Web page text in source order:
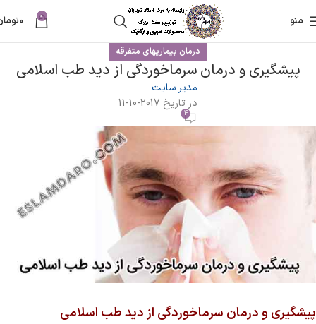
منو 0
0
درمان بیماریهای متفرقه
پیشگیری و درمان سرماخوردگی از دید طب اسلامی
مدیر سایت
در تاریخ 2017-10-11
4
پیشگیری و درمان سرماخوردگی از دید طب اسلامی